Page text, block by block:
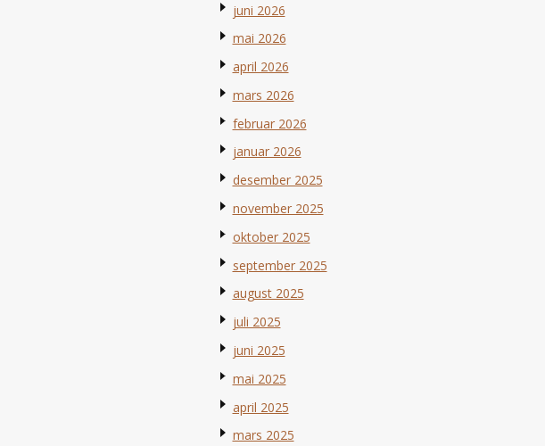
juni 2026
mai 2026
april 2026
mars 2026
februar 2026
januar 2026
desember 2025
november 2025
oktober 2025
september 2025
august 2025
juli 2025
juni 2025
mai 2025
april 2025
mars 2025